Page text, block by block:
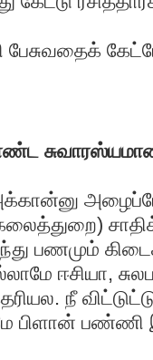
பேசுவதைக்
அக்கான்னு
பணமும்
ஈசியா,
நீ
பிளான் பண்ணி